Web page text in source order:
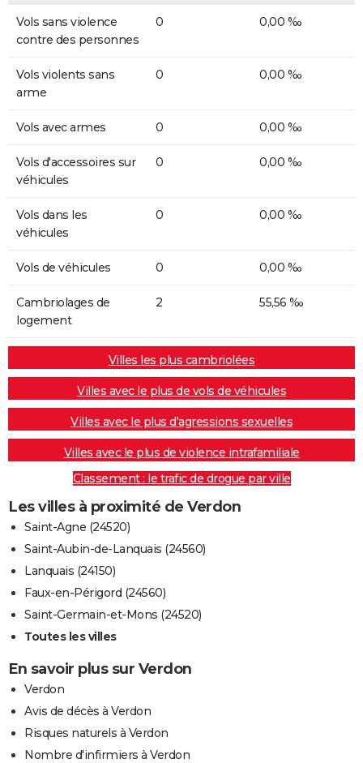
Vols sans violence
contre des personnes
0 0,00 ‰
Vols violents sans
arme
0 0,00 ‰
Vols avec armes 0 0,00 ‰
Vols d'accessoires sur
véhicules
0 0,00 ‰
Vols dans les
véhicules
0 0,00 ‰
Vols de véhicules 0 0,00 ‰
Cambriolages de
logement
2 55,56 ‰
Villes les plus cambriolées
Villes avec le plus de vols de véhicules
Villes avec le plus d'agressions sexuelles
Villes avec le plus de violence intrafamiliale
Classement : le trafic de drogue par ville
Les villes à proximité de Verdon
Saint-Agne (24520)
Saint-Aubin-de-Lanquais (24560)
Lanquais (24150)
Faux-en-Périgord (24560)
Saint-Germain-et-Mons (24520)
Toutes les villes
En savoir plus sur Verdon
Verdon
Avis de décès à Verdon
Risques naturels à Verdon
Nombre d'infirmiers à Verdon